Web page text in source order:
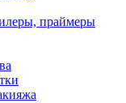
праймеры